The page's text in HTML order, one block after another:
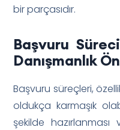
bir parçasıdır.
Başvuru
Danışmanlık
Başvuru süreçleri,
oldukça karmaşık
şekilde